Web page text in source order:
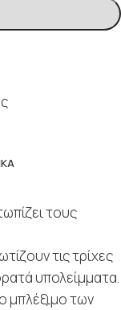
τους
τις τρίχες
υπολείμματα.
μπλέξιμο των